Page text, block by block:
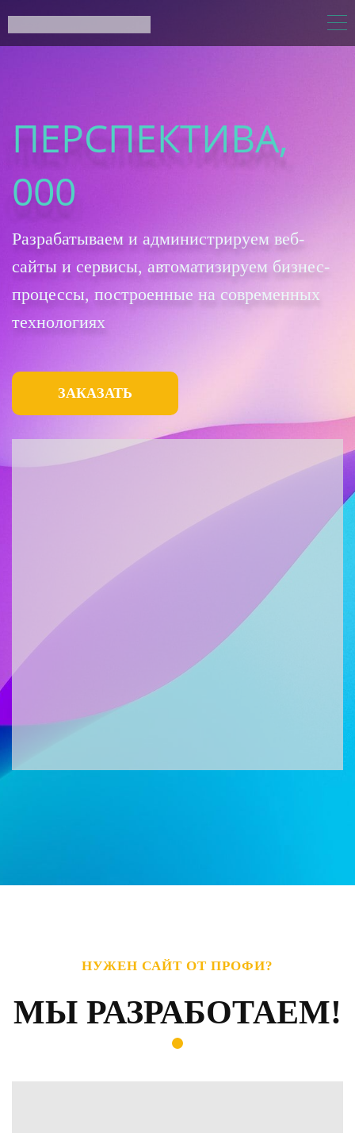
ПЕРСПЕКТИВА,
000
Разрабатываем и администрируем веб-
сайты и сервисы, автоматизируем бизнес-
процессы, построенные на современных
технологиях
ЗАКАЗАТЬ
НУЖЕН САЙТ ОТ ПРОФИ?
МЫ РАЗРАБОТАЕМ!